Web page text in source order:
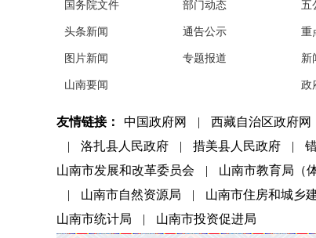
国务院文件
头条新闻
图片新闻
山南要闻
部门动态
通告公示
专题报道
五
重
新
政
友情链接： 中国政府网 | 西藏自治区政府网
|
洛扎县人民政府 | 措美县人民政府 |
山南市发展和改革委员会
| 山南市教育局（
|
山南市自然资源局 | 山南市住房和城乡
山南市统计局
| 山南市投资促进局